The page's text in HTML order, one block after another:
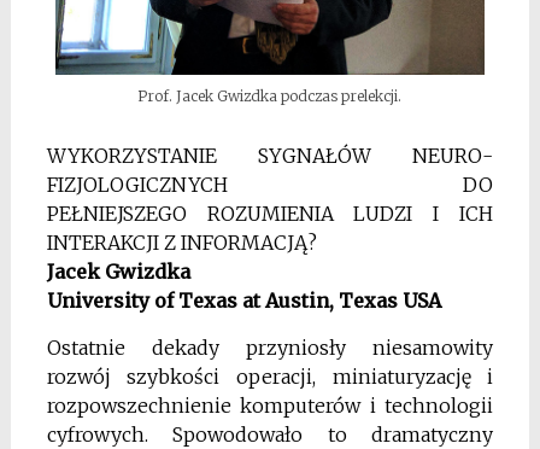
Prof. Jacek Gwizdka podczas prelekcji.
WYKORZYSTANIE SYGNAŁÓW NEURO-
FIZJOLOGICZNYCH DO
PEŁNIEJSZEGO ROZUMIENIA LUDZI I ICH
INTERAKCJI Z INFORMACJĄ?
Jacek Gwizdka
University of Texas at Austin, Texas USA
Ostatnie dekady przyniosły niesamowity
rozwój szybkości operacji, miniaturyzację i
rozpowszechnienie komputerów i technologii
cyfrowych. Spowodowało to dramatyczny